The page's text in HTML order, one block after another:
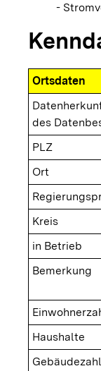
-
Ortsdaten
des
PLZ
Ort
Kreis
in Betrieb
Bemerkung
Haushalte
Gebäudezahl